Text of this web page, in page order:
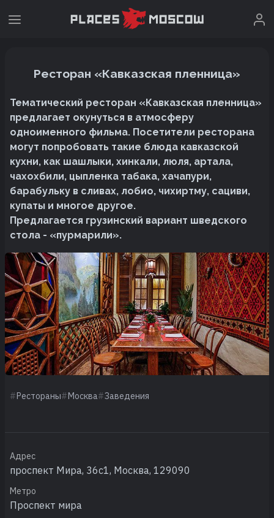
Ресторан «Кавказская пленница»
Тематический ресторан «Кавказская пленница»
предлагает окунуться в атмосферу
одноименного фильма. Посетители ресторана
могут попробовать такие блюда кавказской
кухни, как шашлыки, хинкали, люля, артала,
чахохбили, цыпленка табака, хачапури,
барабульку в сливах, лобио, чихиртму, сациви,
купаты и многое другое.
Предлагается грузинский вариант шведского
стола - «пурмарили».
Рестораны Москва Заведения
Адрес
проспект Мира, 36с1, Москва, 129090
Метро
Проспект мира